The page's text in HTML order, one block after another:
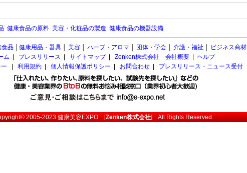
健康食品の原料 美容・化粧品の製造 健康食品の機器設備
食品 健康用品・器具 美容 ハーブ・アロマ 団体・学会 介護・福祉
ビジネス商材
ム
プレスリリース サイトマップ| Zenken株式会社 会社概要
ヘルプ
利用規約 個人情報保護ポリシー お問合わせ プレスリリース・ニュース受付
2005-2023健康美容EXPO[Zenken株式会社] All Rights Reserved.